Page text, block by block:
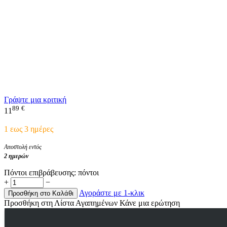
Γράψτε μια κριτική
11 89 €
1 εως 3 ημέρες
Αποστολή εντός
2 ημερών
Πόντοι επιβράβευσης: πόντοι
+
−
Προσθήκη στο Καλάθι
Αγοράστε με 1-κλικ
Προσθήκη στη Λίστα Αγαπημένων Κάνε μια ερώτηση